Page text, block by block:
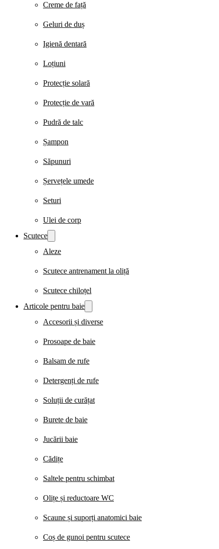
Creme de față
Geluri de duș
Igienă dentară
Loțiuni
Protecție solară
Protecție de vară
Pudră de talc
Șampon
Săpunuri
Șervețele umede
Seturi
Ulei de corp
Scutece
Aleze
Scutece antrenament la oliță
Scutece chiloțel
Articole pentru baie
Accesorii și diverse
Prosoape de baie
Balsam de rufe
Detergenți de rufe
Soluții de curățat
Burete de baie
Jucării baie
Cădițe
Saltele pentru schimbat
Olițe și reductoare WC
Scaune și suporți anatomici baie
Coș de gunoi pentru scutece